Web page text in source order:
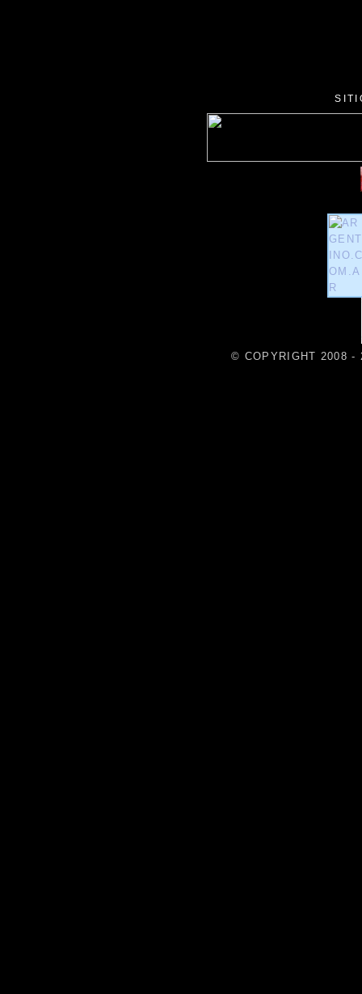
© COPYRIGHT 2008